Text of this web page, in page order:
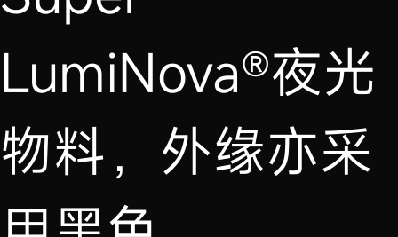
LumiNova®夜光
物料，外缘亦采